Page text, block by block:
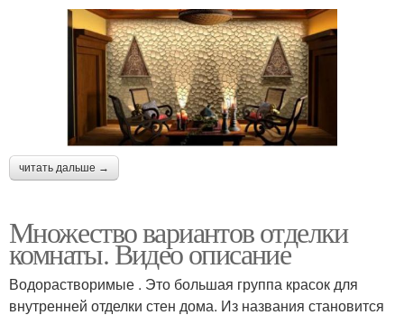
читать дальше →
Множество вариантов отделки
комнаты. Видео описание
Водорастворимые . Это большая группа красок для
внутренней отделки стен дома. Из названия становится